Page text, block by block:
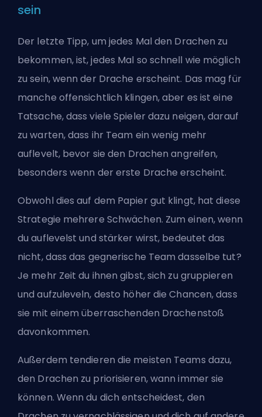
sein
Der letzte Tipp, um jedes Mal den Drachen zu
bekommen, ist, jedes Mal so schnell wie möglich
zu sein, wenn der Drache erscheint. Das mag für
manche offensichtlich klingen, aber es ist eine
Tatsache, dass viele Spieler dazu neigen, darauf
zu warten, dass ihr Team ein wenig mehr
auflevelt, bevor sie den Drachen angreifen,
besonders wenn der erste Drache erscheint.
Obwohl dies auf dem Papier gut klingt, hat diese
Strategie mehrere Schwächen. Zum einen, wenn
du auflevelst und stärker wirst, bedeutet das
nicht, dass das gegnerische Team dasselbe tut?
Je mehr Zeit du ihnen gibst, sich zu gruppieren
und aufzuleveln, desto höher die Chancen, dass
sie mit einem überraschenden Drachenstoß
davonkommen.
Außerdem tendieren die meisten Teams dazu,
den Drachen zu priorisieren, wann immer sie
können. Wenn du dich entscheidest, den